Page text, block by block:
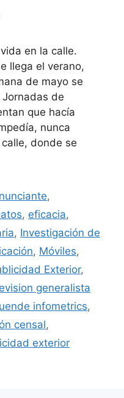
en la calle.
llega el verano,
de mayo se
de
que hacía
nunca
donde se
,
, eficacia,
, Investigación de
, Móviles,
Exterior,
generalista
infometrics,
censal,
exterior